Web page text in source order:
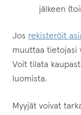
jälkeen
Jos rekisteröit
muuttaa tietojasi
Voit tilata
luomista.
Myyjät voivat